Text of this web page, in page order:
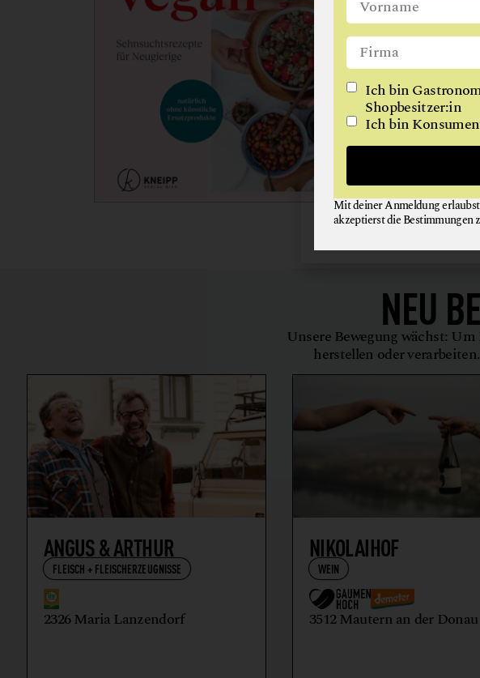
Format: 19
Seiten: 160
NEU
Unsere Bewegung wächst:
herstellen oder
ANGUS & ARTHUR
FLEISCH + FLEISCHERZEUGNISSE
2326 Maria Lanzendorf
NIKOLAIHOF
WEIN
3512 Mautern an der Donau
Ich bin
Shopbesitzer:in
Ich bin
Mit deiner Anmeldung
akzeptierst die Bestimmungen